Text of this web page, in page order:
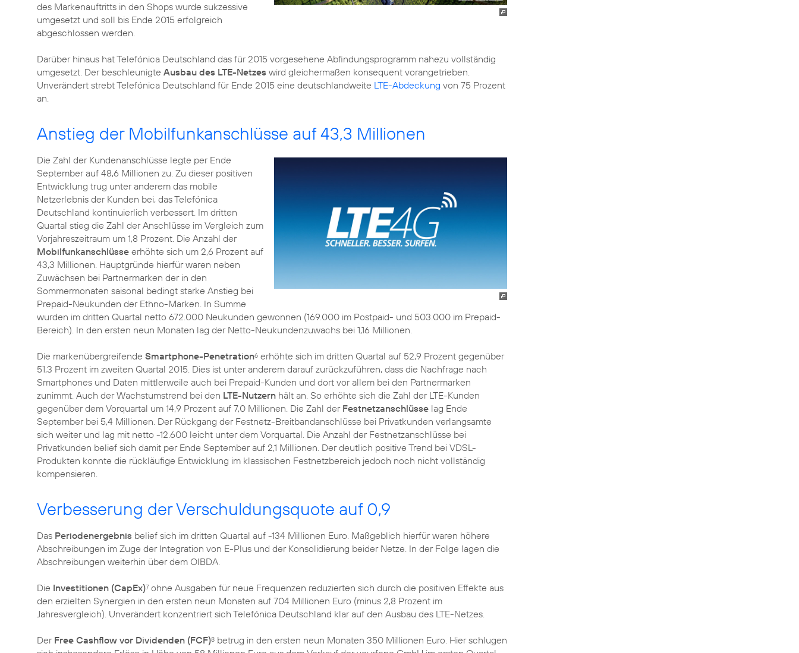
des Markenauftritts in den Shops wurde sukzessive
umgesetzt und soll bis Ende 2015 erfolgreich
abgeschlossen werden.
Darüber hinaus hat Telefónica Deutschland das für 2015 vorgesehene Abfindungsprogramm nahezu vollständig
umgesetzt. Der beschleunigte Ausbau des LTE-Netzes wird gleichermaßen konsequent vorangetrieben.
Unverändert strebt Telefónica Deutschland für Ende 2015 eine deutschlandweite LTE-Abdeckung von 75 Prozent
an.
Anstieg der Mobilfunkanschlüsse auf 43,3 Millionen
Die Zahl der Kundenanschlüsse legte per Ende
September auf 48,6 Millionen zu. Zu dieser positiven
Entwicklung trug unter anderem das mobile
Netzerlebnis der Kunden bei, das Telefónica
Deutschland kontinuierlich verbessert. Im dritten
Quartal stieg die Zahl der Anschlüsse im Vergleich zum
Vorjahreszeitraum um 1,8 Prozent. Die Anzahl der
Mobilfunkanschlüsse erhöhte sich um 2,6 Prozent auf
43,3 Millionen. Hauptgründe hierfür waren neben
Zuwächsen bei Partnermarken der in den
Sommermonaten saisonal bedingt starke Anstieg bei
Prepaid-Neukunden der Ethno-Marken. In Summe
wurden im dritten Quartal netto 672.000 Neukunden gewonnen (169.000 im Postpaid- und 503.000 im Prepaid-
Bereich). In den ersten neun Monaten lag der Netto-Neukundenzuwachs bei 1,16 Millionen.
Die markenübergreifende Smartphone-Penetration6 erhöhte sich im dritten Quartal auf 52,9 Prozent gegenüber
51,3 Prozent im zweiten Quartal 2015. Dies ist unter anderem darauf zurückzuführen, dass die Nachfrage nach
Smartphones und Daten mittlerweile auch bei Prepaid-Kunden und dort vor allem bei den Partnermarken
zunimmt. Auch der Wachstumstrend bei den LTE-Nutzern hält an. So erhöhte sich die Zahl der LTE-Kunden
gegenüber dem Vorquartal um 14,9 Prozent auf 7,0 Millionen. Die Zahl der Festnetzanschlüsse lag Ende
September bei 5,4 Millionen. Der Rückgang der Festnetz-Breitbandanschlüsse bei Privatkunden verlangsamte
sich weiter und lag mit netto -12.600 leicht unter dem Vorquartal. Die Anzahl der Festnetzanschlüsse bei
Privatkunden belief sich damit per Ende September auf 2,1 Millionen. Der deutlich positive Trend bei VDSL-
Produkten konnte die rückläufige Entwicklung im klassischen Festnetzbereich jedoch noch nicht vollständig
kompensieren.
Verbesserung der Verschuldungsquote auf 0,9
Das Periodenergebnis belief sich im dritten Quartal auf -134 Millionen Euro. Maßgeblich hierfür waren höhere
Abschreibungen im Zuge der Integration von E-Plus und der Konsolidierung beider Netze. In der Folge lagen die
Abschreibungen weiterhin über dem OIBDA.
Die Investitionen (CapEx)7 ohne Ausgaben für neue Frequenzen reduzierten sich durch die positiven Effekte aus
den erzielten Synergien in den ersten neun Monaten auf 704 Millionen Euro (minus 2,8 Prozent im
Jahresvergleich). Unverändert konzentriert sich Telefónica Deutschland klar auf den Ausbau des LTE-Netzes.
Der Free Cashflow vor Dividenden (FCF)8 betrug in den ersten neun Monaten 350 Millionen Euro. Hier schlugen